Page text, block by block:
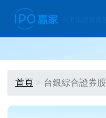
首頁 台銀綜合證券